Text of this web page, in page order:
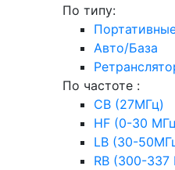
По типу:
Авто/База
По частоте :
CB (27МГц)
HF (0-30
LB (30-
RB (300-337